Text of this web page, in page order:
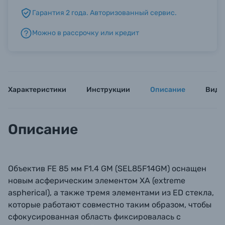
Б/У фототехника (Комиссионные товары)
Гарантия 2 года. Авторизованный сервис.
Можно в рассрочку или кредит
Характеристики Инструкции Описание
Описание
Объектив FE 85 мм F1.4 GM (SEL85F14GM) оснащен
новым асферическим элементом XA (extreme
aspherical), а также тремя элементами из ED стекла,
которые работают совместно таким образом, чтобы
сфокусированная область фиксировалась с